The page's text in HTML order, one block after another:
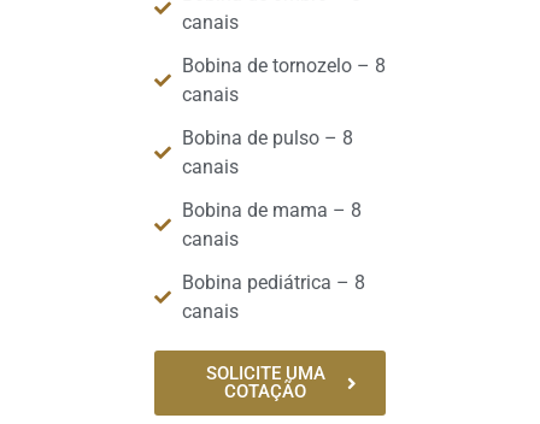
canais
Bobina de tornozelo – 8
canais
Bobina de pulso – 8
canais
Bobina de mama – 8
canais
Bobina pediátrica – 8
canais
SOLICITE UMA
COTAÇÃO